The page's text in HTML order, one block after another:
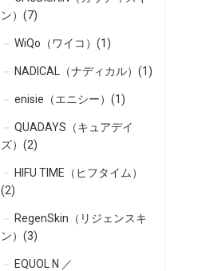
ン）(7)
WiQo（ワイコ）(1)
NADICAL（ナディカル）(1)
enisie（エニシー）(1)
QUADAYS（キュアデイ
ズ）(2)
HIFU TIME（ヒフタイム）
(2)
RegenSkin（リジェンスキ
ン）(3)
EQUOL N ／